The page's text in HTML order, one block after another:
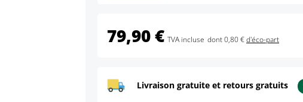
79,90 € TVA incluse dont 0,80 €d'éco-part
Livraison gratuite et retours gratuits